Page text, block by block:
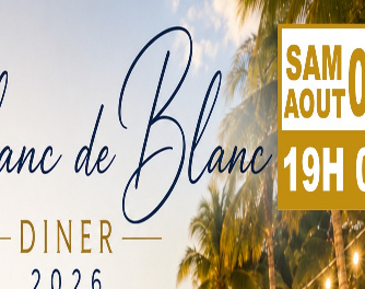
petite des marques 1 but à 0. Grâce à sa